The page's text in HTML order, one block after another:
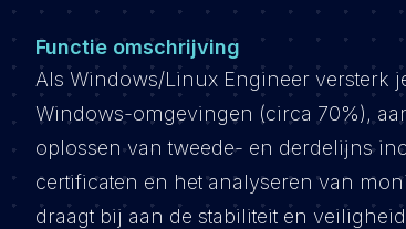
Functie omschrijving
Als Windows/Linux Engineer versterk
Windows-omgevingen (circa 70%),
oplossen van tweede- en derdelijns
certificaten en het analyseren van
draagt bij aan de stabiliteit en